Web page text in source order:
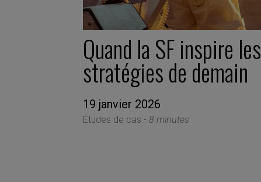
Quand la SF inspire les
stratégies de demain
19 janvier 2026
Études de cas - 8 minutes